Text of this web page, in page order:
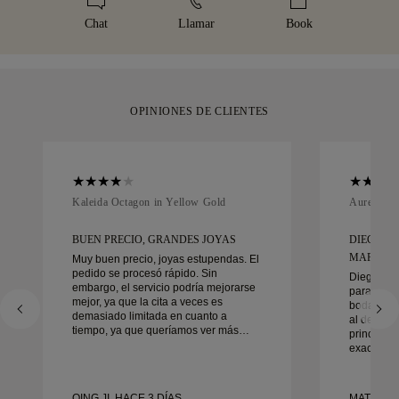
Chat Llamar Book
OPINIONES DE CLIENTES
Kaleida Octagon in Yellow Gold
BUEN PRECIO, GRANDES JOYAS
Muy buen precio, joyas estupendas. El
pedido se procesó rápido. Sin
embargo, el servicio podría mejorarse
mejor, ya que la cita a veces es
demasiado limitada en cuanto a
tiempo, ya que queríamos ver más
Aurelle in
DIEGO
Diego
para
boda. Su
al detalle
principio